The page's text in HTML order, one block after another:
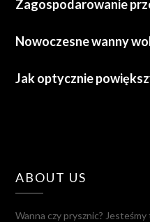
Zagospodarowanie
Nowoczesne wanny
Jak optycznie
ABOUT US
Wanna czy prysznic?